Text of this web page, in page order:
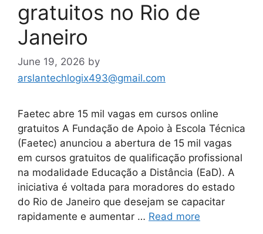
gratuitos no Rio de
Janeiro
June 19, 2026 by
arslantechlogix493@gmail.com
Faetec abre 15 mil vagas em cursos online
gratuitos A Fundação de Apoio à Escola Técnica
(Faetec) anunciou a abertura de 15 mil vagas
em cursos gratuitos de qualificação profissional
na modalidade Educação a Distância (EaD). A
iniciativa é voltada para moradores do estado
do Rio de Janeiro que desejam se capacitar
rapidamente e aumentar … Read more